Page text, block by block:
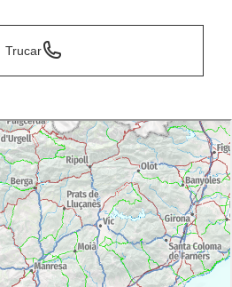
Trucar